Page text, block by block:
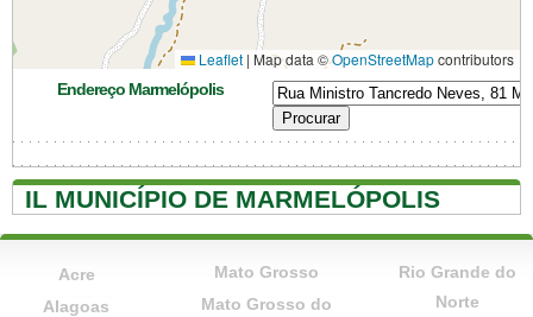
Leaflet | Map data ©OpenStreetMapcontributors
Endereço Marmelópolis
IL MUNICÍPIO DE MARMELÓPOLIS
Acre
Alagoas
Mato Grosso
Mato Grosso do
Rio Grande do
Norte